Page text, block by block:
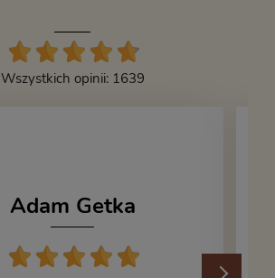
Wszystkich opinii: 1639
Adam Getka